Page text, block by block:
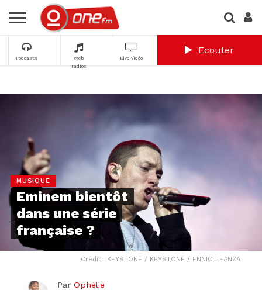
Podcasts
Web
radios
Live vidéo
Ecouter
MUSIQUE
Eminem bientôt
dans une série
française ?
Crédit : KEYSTONE / KEYSTONE / ENNIO LEANZA
Par Ophélie